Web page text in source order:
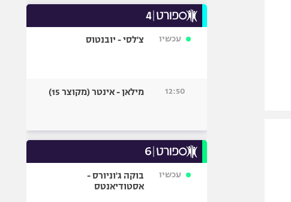
עכשיו צ'לסי - יובנטוס
12:50 מילאן - אינטר (מקוצר 15)
עכשיו
בוקה ג'וניורס -
אסטודיאנטס